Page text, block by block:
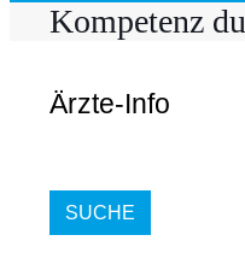
Kompetenz
Ärzte-Info
SUCHE